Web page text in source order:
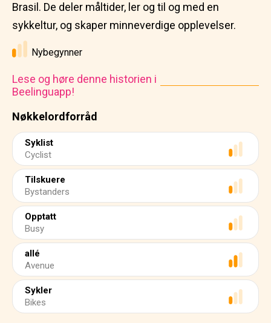
Nøkkelordforråd
Syklist
Cyclist
Tilskuere
Bystanders
Opptatt
Busy
allé
Avenue
Sykler
Bikes
Brasil. De deler måltider, ler og til og med en
sykkeltur, og skaper minneverdige opplevelser.
Nybegynner
Lese og høre denne historien i
Beelinguapp!